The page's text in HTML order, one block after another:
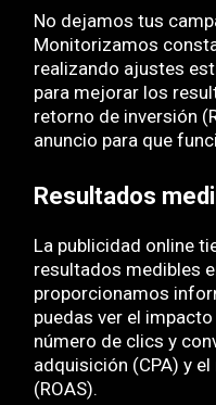
No dejamos tus
Monitorizamos
realizando ajustes
para mejorar los
retorno de inversión
anuncio para que
Resultados
La publicidad online
resultados medibles
proporcionamos
puedas ver el
número de clics y
adquisición (CPA) y
(ROAS).